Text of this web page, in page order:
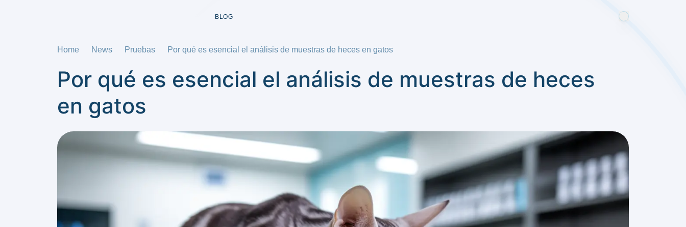
BLOG
Home News Pruebas Por qué es esencial el análisis de muestras de heces en gatos
Por qué es esencial el análisis de muestras de heces
en gatos